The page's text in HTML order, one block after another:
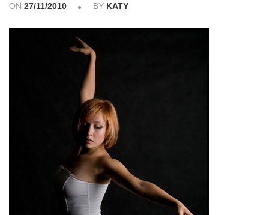
ON 27/11/2010 BY KATY